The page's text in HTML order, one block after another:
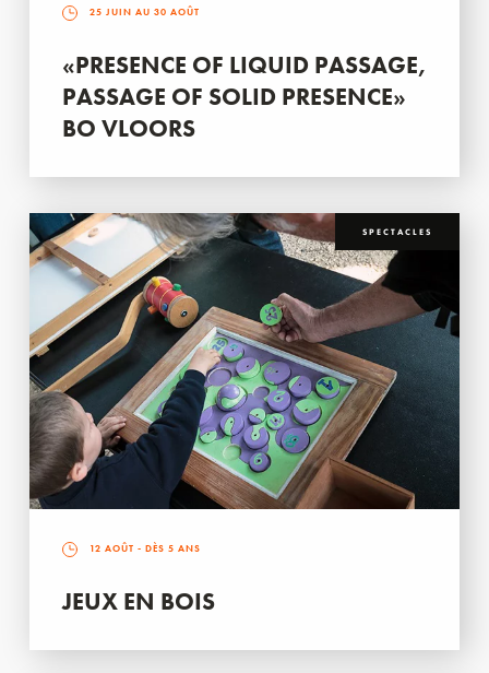
25 JUIN AU 30 AOÛT
«PRESENCE OF LIQUID PASSAGE,
PASSAGE OF SOLID PRESENCE»
BO VLOORS
SPECTACLES
12 AOÛT - DÈS 5 ANS
JEUX EN BOIS